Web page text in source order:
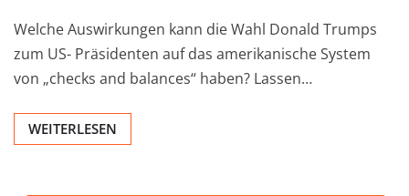
Welche Auswirkungen kann die Wahl Donald Trumps
zum US- Präsidenten auf das amerikanische System
von „checks and balances“ haben? Lassen…
WEITERLESEN